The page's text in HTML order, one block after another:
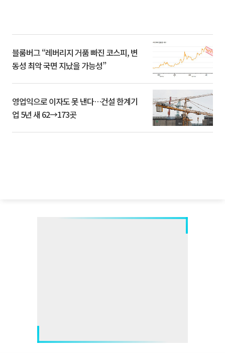
블룸버그 “레버리지 거품 빠진 코스피, 변
동성 최악 국면 지났을 가능성”
영업익으로 이자도 못 낸다…건설 한계기
업 5년 새 62→173곳